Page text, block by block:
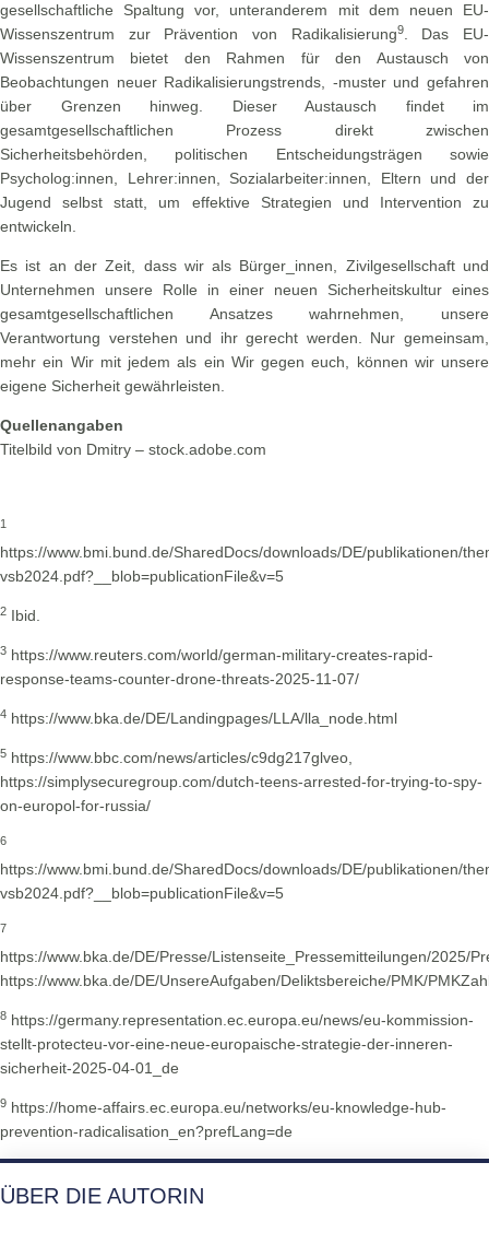
gesellschaftliche Spaltung vor, unteranderem mit dem neuen EU-
Wissenszentrum zur Prävention von Radikalisierung9. Das EU-
Wissenszentrum bietet den Rahmen für den Austausch von
Beobachtungen neuer Radikalisierungstrends, -muster und gefahren
über Grenzen hinweg. Dieser Austausch findet im
gesamtgesellschaftlichen Prozess direkt zwischen
Sicherheitsbehörden, politischen Entscheidungsträgen sowie
Psycholog:innen, Lehrer:innen, Sozialarbeiter:innen, Eltern und der
Jugend selbst statt, um effektive Strategien und Intervention zu
entwickeln.
Es ist an der Zeit, dass wir als Bürger_innen, Zivilgesellschaft und
Unternehmen unsere Rolle in einer neuen Sicherheitskultur eines
gesamtgesellschaftlichen Ansatzes wahrnehmen, unsere
Verantwortung verstehen und ihr gerecht werden. Nur gemeinsam,
mehr ein Wir mit jedem als ein Wir gegen euch, können wir unsere
eigene Sicherheit gewährleisten.
Quellenangaben
Titelbild von Dmitry – stock.adobe.com
1
https://www.bmi.bund.de/SharedDocs/downloads/DE/publikationen/
vsb2024.pdf?__blob=publicationFile&v=5
2 Ibid.
3 https://www.reuters.com/world/german-military-creates-rapid-
response-teams-counter-drone-threats-2025-11-07/
4 https://www.bka.de/DE/Landingpages/LLA/lla_node.html
5 https://www.bbc.com/news/articles/c9dg217glveo,
https://simplysecuregroup.com/dutch-teens-arrested-for-trying-to-spy-
on-europol-for-russia/
6
https://www.bmi.bund.de/SharedDocs/downloads/DE/publikationen/
vsb2024.pdf?__blob=publicationFile&v=5
7
https://www.bka.de/DE/Presse/Listenseite_Pressemitteilungen/2025/
https://www.bka.de/DE/UnsereAufgaben/Deliktsbereiche/PMK/
8 https://germany.representation.ec.europa.eu/news/eu-kommission-
stellt-protecteu-vor-eine-neue-europaische-strategie-der-inneren-
sicherheit-2025-04-01_de
9 https://home-affairs.ec.europa.eu/networks/eu-knowledge-hub-
prevention-radicalisation_en?prefLang=de
ÜBER DIE AUTORIN